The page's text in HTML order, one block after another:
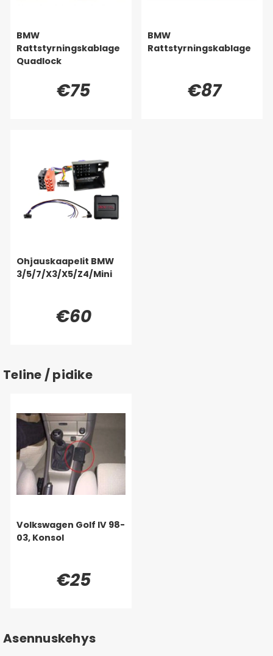
BMW
Rattstyrningskablage
Quadlock
€75
BMW
Rattstyrningskablage
€87
Ohjauskaapelit BMW
3/5/7/X3/X5/Z4/Mini
€60
Teline / pidike
Volkswagen Golf IV 98-
03, Konsol
€25
Asennuskehys